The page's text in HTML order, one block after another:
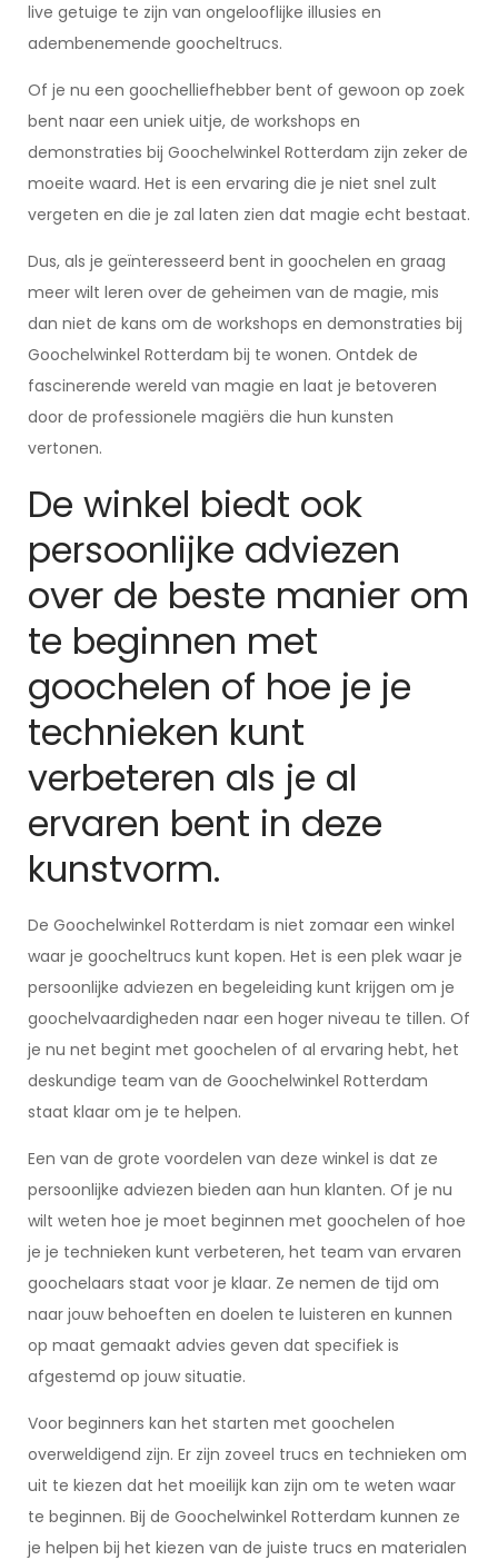
live getuige te zijn van ongelooflijke illusies en
adembenemende goocheltrucs.
Of je nu een goochelliefhebber bent of gewoon op zoek
bent naar een uniek uitje, de workshops en
demonstraties bij Goochelwinkel Rotterdam zijn zeker de
moeite waard. Het is een ervaring die je niet snel zult
vergeten en die je zal laten zien dat magie echt bestaat.
Dus, als je geïnteresseerd bent in goochelen en graag
meer wilt leren over de geheimen van de magie, mis
dan niet de kans om de workshops en demonstraties bij
Goochelwinkel Rotterdam bij te wonen. Ontdek de
fascinerende wereld van magie en laat je betoveren
door de professionele magiërs die hun kunsten
vertonen.
De winkel biedt ook
persoonlijke adviezen
over de beste manier om
te beginnen met
goochelen of hoe je je
technieken kunt
verbeteren als je al
ervaren bent in deze
kunstvorm.
De Goochelwinkel Rotterdam is niet zomaar een winkel
waar je goocheltrucs kunt kopen. Het is een plek waar je
persoonlijke adviezen en begeleiding kunt krijgen om je
goochelvaardigheden naar een hoger niveau te tillen. Of
je nu net begint met goochelen of al ervaring hebt, het
deskundige team van de Goochelwinkel Rotterdam
staat klaar om je te helpen.
Een van de grote voordelen van deze winkel is dat ze
persoonlijke adviezen bieden aan hun klanten. Of je nu
wilt weten hoe je moet beginnen met goochelen of hoe
je je technieken kunt verbeteren, het team van ervaren
goochelaars staat voor je klaar. Ze nemen de tijd om
naar jouw behoeften en doelen te luisteren en kunnen
op maat gemaakt advies geven dat specifiek is
afgestemd op jouw situatie.
Voor beginners kan het starten met goochelen
overweldigend zijn. Er zijn zoveel trucs en technieken om
uit te kiezen dat het moeilijk kan zijn om te weten waar
te beginnen. Bij de Goochelwinkel Rotterdam kunnen ze
je helpen bij het kiezen van de juiste trucs en materialen